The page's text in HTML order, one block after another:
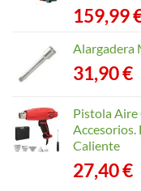
159,99
Alargadera
31,90€
Pistola Aire
Accesorios.
Caliente
27,40€